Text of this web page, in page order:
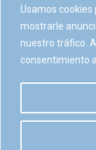
Usamos cookies
mostrarle
nuestro tráfico.
consentimiento
Mensaje *
Enviar